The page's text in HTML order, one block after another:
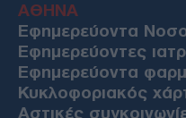
ΑΘΗΝΑ
Εφημερεύοντα
Εφημερεύοντες
Εφημερεύοντα
Κυκλοφοριακός
Αστικές